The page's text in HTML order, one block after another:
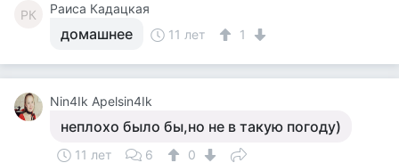
РК Раиса Кадацкая
домашнее 11 лет 1
Nin4Ik Apelsin4Ik
неплохо было бы,но не в такую погоду)
11 лет 6 0